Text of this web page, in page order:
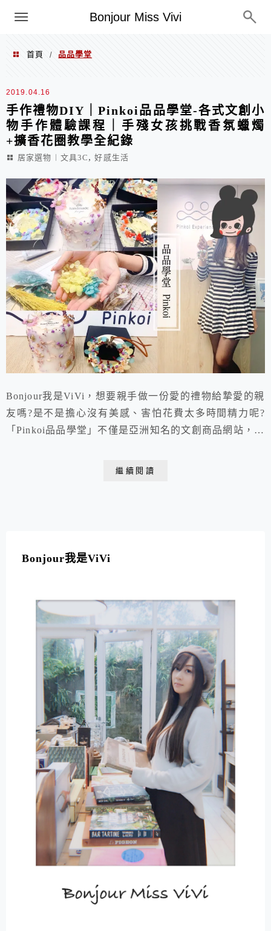
Bonjour Miss Vivi
選單
首頁 / 品品學堂
品品學堂
2019.04.16
手作禮物DIY｜Pinkoi品品學堂-各式文創小
物手作體驗課程｜手殘女孩挑戰香氛蠟燭
+擴香花圈教學全紀錄
居家選物︱文具3C ,好感生活
Bonjour我是ViVi，想要親手做一份愛的禮物給摯愛的親
友嗎?是不是擔心沒有美感、害怕花費太多時間精力呢?
「Pinkoi品品學堂」不僅是亞洲知名的文創商品網站，現
繼續閱讀
Bonjour我是ViVi